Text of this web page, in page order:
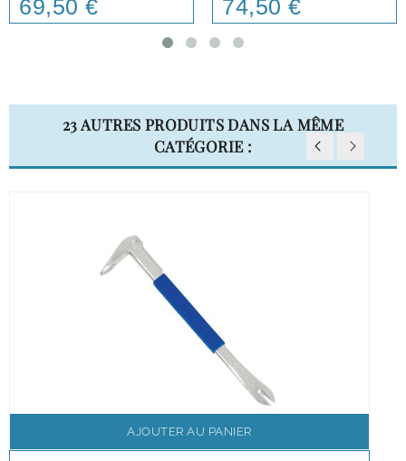
69,50 € 74,50 €
23 AUTRES PRODUITS DANS LA MÊME
CATÉGORIE :
AJOUTER AU PANIER